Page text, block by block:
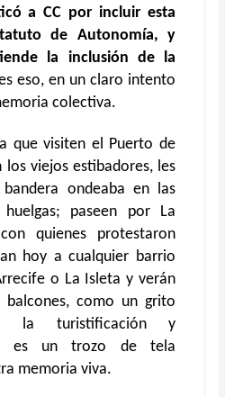
a CC por incluir esta
de Autonomía, y
la inclusión de la
eso, en un claro intento
colectiva.
que visiten el Puerto de
los viejos estibadores,les
ondeaba en las
paseen por La
quienes protestaron
hoy a cualquier barrio
o La Isleta y verán
balcones, como un grito
la turistificación y
es un trozo de tela
memoria viva.